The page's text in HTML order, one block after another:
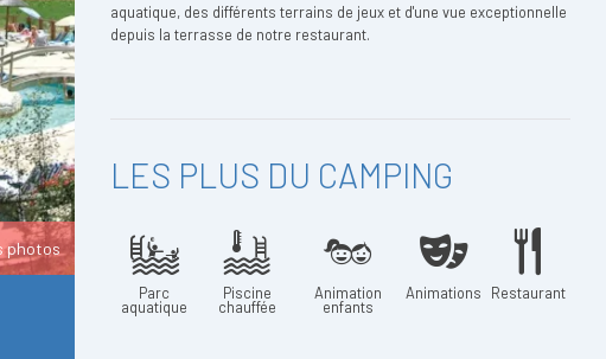
photos
aquatique, des différents terrains de jeux et d'une vue exceptionnelle
depuis la terrasse de notre restaurant.
LES PLUS DU CAMPING
Parc
aquatique
Piscine
chauffée
Animation
enfants
Animations Restaurant